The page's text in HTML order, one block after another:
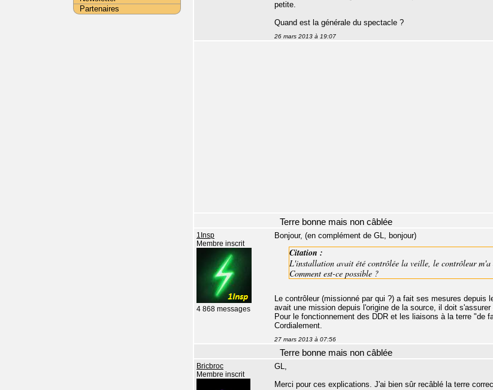
petite.
Quand est la générale du spectacle ?
26 mars 2013 à 19:07
Terre bonne mais non câblée
1Insp
Membre inscrit
4 868 messages
Bonjour, (en complément de GL, bonjour)
Citation :
L'installation avait été contrôlée la veille, le contrôleur
Comment est-ce possible ?
Le contrôleur (missionné par qui ?) a fait ses mesures depuis
avait une mission depuis l'origine de la source, il doit
Pour le fonctionnement des DDR et les liaisons à la terre "de
Cordialement.
27 mars 2013 à 07:56
Terre bonne mais non câblée
Bricbroc
Membre inscrit
GL,
Merci pour ces explications. J'ai bien sûr recâblé la terre
Partenaires